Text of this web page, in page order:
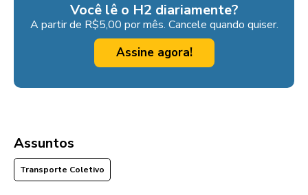
Você lê o H2 diariamente?
A partir de R$5,00 por mês. Cancele quando quiser.
Assine agora!
Assuntos
Transporte Coletivo